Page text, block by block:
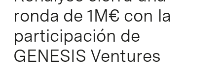
ronda de 1M€ con la
participación de
GENESIS Ventures